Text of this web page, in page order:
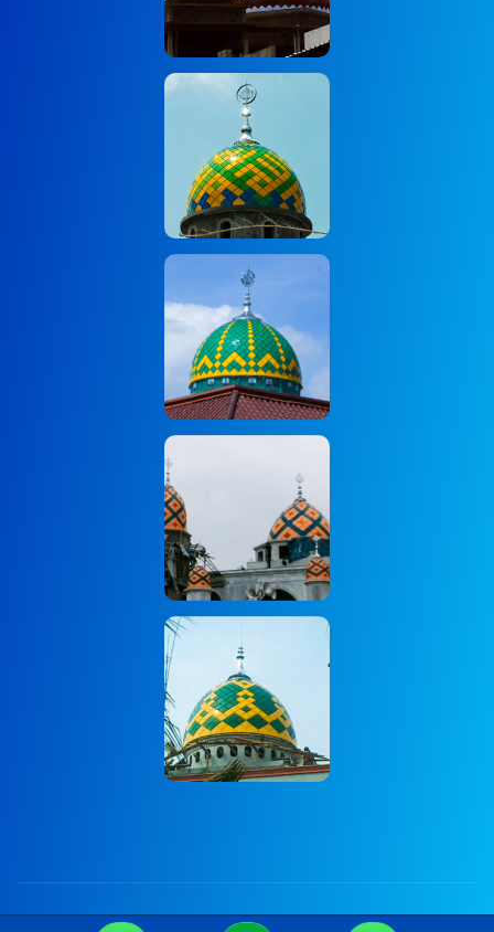
Copyright © 2024 Onum by OceanThemes. All Rights